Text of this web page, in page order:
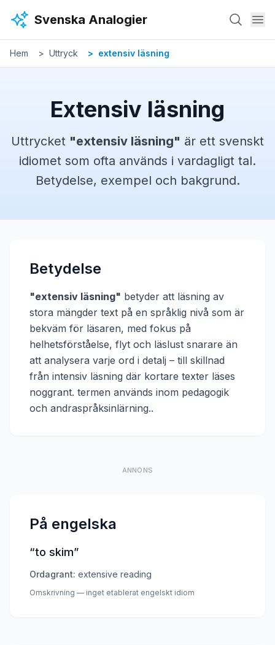
Svenska Analogier
Hem Uttryck extensiv läsning
Extensiv läsning
Uttrycket "extensiv läsning" är ett svenskt
idiomet som ofta används i vardagligt tal.
Betydelse, exempel och bakgrund.
Betydelse
"extensiv läsning" betyder att läsning av
stora mängder text på en språklig nivå som är
bekväm för läsaren, med fokus på
helhetsförståelse, flyt och läslust snarare än
att analysera varje ord i detalj – till skillnad
från intensiv läsning där kortare texter läses
noggrant. termen används inom pedagogik
och andraspråksinlärning..
ANNONS
På engelska
“to skim”
Ordagrant: extensive reading
Omskrivning — inget etablerat engelskt idiom